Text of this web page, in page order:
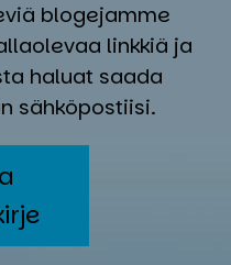
blogejamme
linkkiä ja
haluat saada
sähköpostiisi.